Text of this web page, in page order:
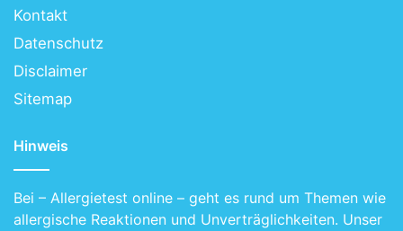
Inhaltsverzeichnis
sie?
Ursachen von Heuschnupfen und
Lebensmittelallergien
Kontakt
Datenschutz
Disclaimer
Sitemap
Hinweis
Bei – Allergietest online – geht es rund um Themen wie
allergische Reaktionen und Unverträglichkeiten. Unser